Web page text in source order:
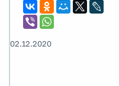
02.12.2020